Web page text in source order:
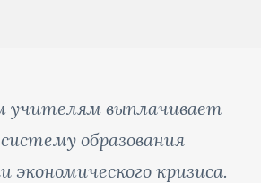
выплачивает
образования
кризиса.